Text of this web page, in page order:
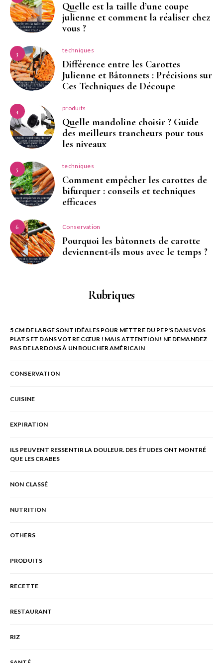
Quelle est la taille d’une coupe
julienne et comment la réaliser chez
vous ?
3 techniques
Différence entre les Carottes
Julienne et Bâtonnets : Précisions sur
Ces Techniques de Découpe
4 produits
Quelle mandoline choisir ? Guide
des meilleurs trancheurs pour tous
les niveaux
5 techniques
Comment empêcher les carottes de
bifurquer : conseils et techniques
efficaces
6 Conservation
Pourquoi les bâtonnets de carotte
deviennent-ils mous avec le temps ?
Rubriques
5 CM DE LARGE SONT IDÉALES POUR METTRE DU PEP'S DANS VOS
PLATS ET DANS VOTRE CŒUR ! MAIS ATTENTION ! NE DEMANDEZ
PAS DE LARDONS À UN BOUCHER AMÉRICAIN
CONSERVATION
CUISINE
EXPIRATION
ILS PEUVENT RESSENTIR LA DOULEUR. DES ÉTUDES ONT MONTRÉ
QUE LES CRABES
NON CLASSÉ
NUTRITION
OTHERS
PRODUITS
RECETTE
RESTAURANT
RIZ